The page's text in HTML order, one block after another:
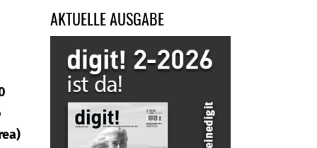
AKTUELLE AUSGABE